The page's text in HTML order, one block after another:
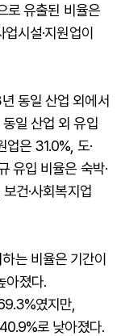
로 유출된 비율은
시설·지원업이
동일 산업 외에서
일 산업 외 유입
업은 31.0%, 도·
유입 비율은 숙박·
건·사회복지업
는 비율은 기간이
아졌다.
였지만,
로 낮아졌다.